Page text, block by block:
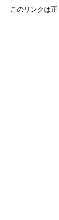
このリンクは